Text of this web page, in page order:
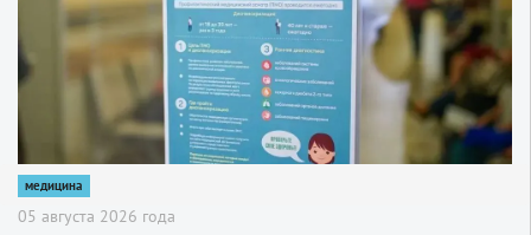
медицина
05 августа 2026 года